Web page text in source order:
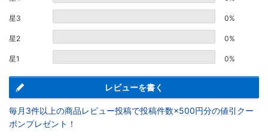
星3 0%
星2 0%
星1 0%
レビューを書く
毎月3件以上の商品レビュー投稿で投稿件数×500円分の値引クー
ポンプレゼント！